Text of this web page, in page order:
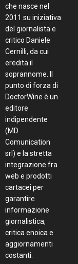
che nasce nel
2011 su iniziativa
del giornalista e
critico Daniele
Cernilli, da cui
eredita il
soprannome. Il
punto di forza di
DoctorWine è un
editore
indipendente
(MD
Comunication
srl) e la stretta
integrazione fra
web e prodotti
cartacei per
garantire
informazione
giornalistica,
critica enoica e
aggiornamenti
costanti.